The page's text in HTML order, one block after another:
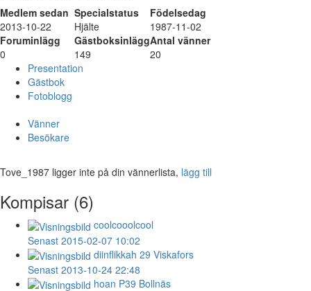
Medlem sedan Specialstatus
Födelsedag
2013-10-22
Hjälte
1987-11-02
Foruminlägg
GästboksinläggAntal vänner
0
149
20
Presentation
Gästbok
Fotoblogg
Vänner
Besökare
Tove_1987 ligger inte på din vännerlista, lägg till
Kompisar (6)
coolcooolcool
Senast 2015-02-07 10:02
diinflikkah 29 Viskafors
Senast 2013-10-24 22:48
hoan P39 Bollnäs